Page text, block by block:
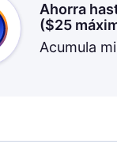
Ahorra
($25
Acumula